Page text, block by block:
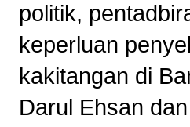
politik,
keperluan
kakitangan di
Darul Ehsan